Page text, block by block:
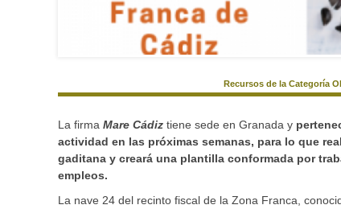
Recursos de la Categoría
La firma Mare Cádiz tiene sede en Granada y
actividad en las próximas semanas, para lo que
gaditana y creará una plantilla conformada por
empleos.
La nave 24 del recinto fiscal de la Zona Franca,